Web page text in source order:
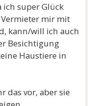
super Glück
mir mit
kann/will ich auch
Besichtigung
Haustiere in
das vor, aber sie